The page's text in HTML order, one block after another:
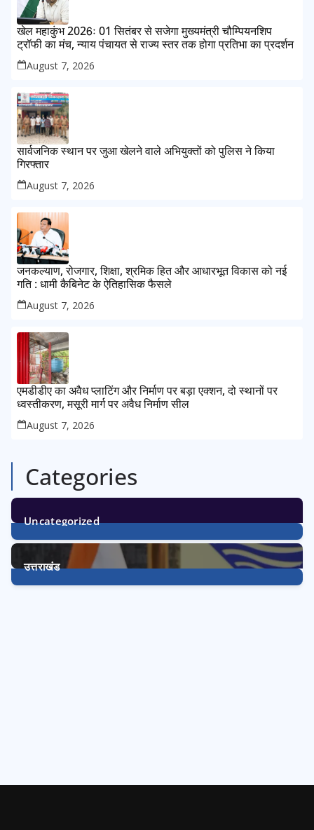
खेल महाकुंभ 2026ः 01 सितंबर से सजेगा मुख्यमंत्री चौम्पियनशिप
ट्रॉफी का मंच, न्याय पंचायत से राज्य स्तर तक होगा प्रतिभा का प्रदर्शन
August 7, 2026
सार्वजनिक स्थान पर जुआ खेलने वाले अभियुक्तों को पुलिस ने किया
गिरफ्तार
August 7, 2026
जनकल्याण, रोजगार, शिक्षा, श्रमिक हित और आधारभूत विकास को नई
गति : धामी कैबिनेट के ऐतिहासिक फैसले
August 7, 2026
एमडीडीए का अवैध प्लाटिंग और निर्माण पर बड़ा एक्शन, दो स्थानों पर
ध्वस्तीकरण, मसूरी मार्ग पर अवैध निर्माण सील
August 7, 2026
Categories
Uncategorized
1Post
उत्तराखंड